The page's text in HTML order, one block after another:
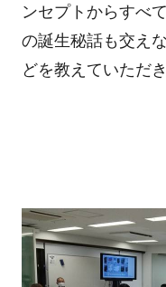
ンセプトからすべ
の誕生秘話も交え
どを教えていただ